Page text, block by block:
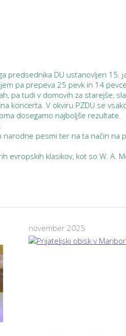
predsednika DU ustanovljen 15.
pa prepeva 25 pevk in 14
pa tudi v domovih za starejše,
koncerta. V okviru PZDU se
dosegamo najboljše rezultate.
pesmi ter na ta način na
evropskih klasikov, kot so W. A.
november 2025